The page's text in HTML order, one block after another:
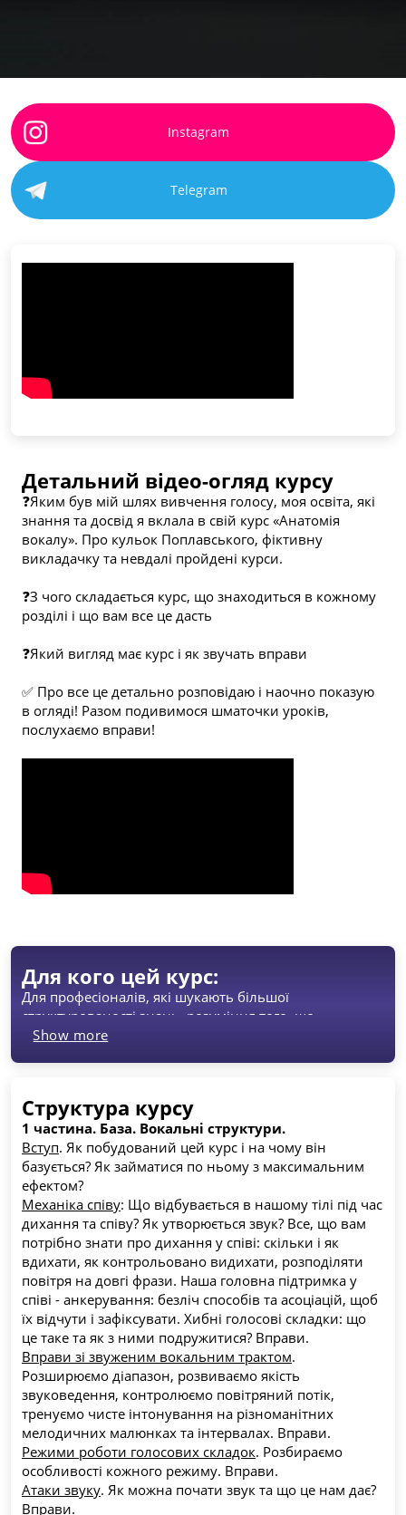
Instagram
Telegram
Детальний відео-огляд курсу
❓Яким був мій шлях вивчення голосу, моя освіта, які
знання та досвід я вклала в свій курс «Анатомія
вокалу». Про кульок Поплавського, фіктивну
викладачку та невдалі пройдені курси.
❓З чого складається курс, що знаходиться в кожному
розділі і що вам все це дасть
❓Який вигляд має курс і як звучать вправи
✅ Про все це детально розповідаю і наочно показую
в огляді! Разом подивимося шматочки уроків,
послухаємо вправи!
Для кого цей курс:
Для професіоналів, які шукають більшої
структурованості знань, розуміння того, що
відбувається в їх голосовому апараті, які прагнуть
на новий рівень, освоїти нові техніки та навички,
мати впевнений контроль над своїм голосом без
затисків та страху
Для початківців, які потребують послідовного
занурення у світ вокалу та поетапної постановки
голосу
Для викладачів вокалу, які з практичної сторони
хочуть краще зрозуміти сучасні західні вокальні
методики, отримати нові інсайти та безліч готових
вправ
Для вокалістів, які мають досвід співу у народній або
хоровій манері, та бажають навчитися сучасному
співу
Для всіх тих, хто мріє співати впевнено, різноманітно
і здорОво; хто мріє освоїти найтонший,
найделікатнійший і, разом з тим, найбагатший
музичний інструмент – свій голос, і передавати ним
усі емоції та почуття
Show more
Структура курсу
1 частина. База. Вокальні структури.
Вступ. Як побудований цей курс і на чому він
базується? Як займатися по ньому з максимальним
ефектом?
Механіка співу: Що відбувається в нашому тілі під час
дихання та співу? Як утворюється звук? Все, що вам
потрібно знати про дихання у співі: скільки і як
вдихати, як контрольовано видихати, розподіляти
повітря на довгі фрази. Наша головна підтримка у
співі - анкерування: безліч способів та асоціацій, щоб
їх відчути і зафіксувати. Хибні голосові складки: що
це таке та як з ними подружитися? Вправи.
Вправи зі звуженим вокальним трактом.
Розширюємо діапазон, розвиваємо якість
звуковедення, контролюємо повітряний потік,
тренуємо чисте інтонування на різноманітних
мелодичних малюнках та інтервалах. Вправи.
Режими роботи голосових складок. Розбираємо
особливості кожного режиму. Вправи.
Атаки звуку. Як можна почати звук та що це нам дає?
Вправи.